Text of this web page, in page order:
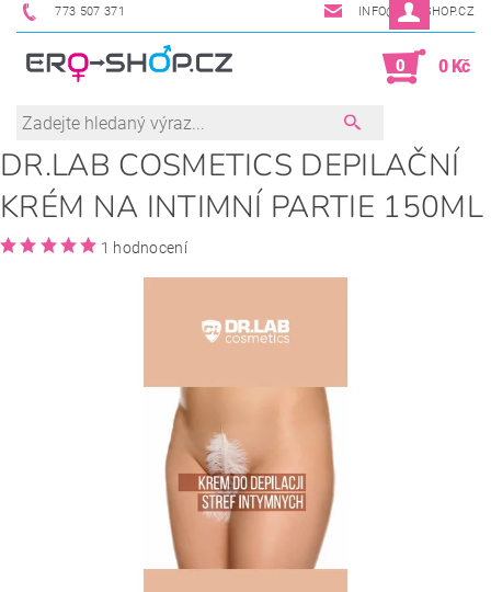
773 507 371 INFO@ERO-SHOP.CZ
0 0 Kč
DR.LAB COSMETICS DEPILAČNÍ
KRÉM NA INTIMNÍ PARTIE 150ML
1 hodnocení